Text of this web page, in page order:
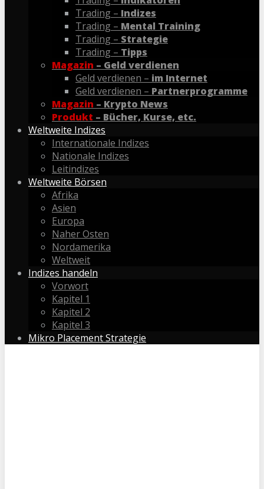
Trading – Indizes
Trading – Mental Training
Trading – Strategie
Trading – Tipps
Magazin – Geld verdienen
Geld verdienen – im Internet
Geld verdienen – Partnerprogramme
Magazin – Krypto News
Produkt – Bücher, Kurse, etc.
Weltweite Indizes
Internationale Indizes
Nationale Indizes
Leitindizes
Weltweite Börsen
Afrika
Asien
Europa
Naher Osten
Nordamerika
Weltweit
Indizes handeln
Vorwort
Kapitel 1
Kapitel 2
Kapitel 3
Mikro Placement Strategie